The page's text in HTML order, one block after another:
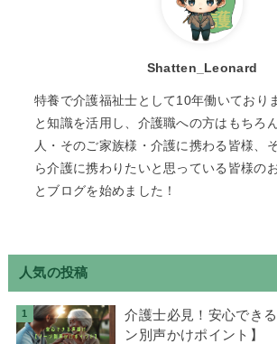
Shatten_Leonard
特養で介護福祉士として10年働いており
と知識を活用し、介護職への方はもちろ
人・そのご家族様・介護に携わる皆様、
ら介護に携わりたいと思っている皆様の
とブログを始めました！
人気の投稿
介護士必見！安心でき
ン別声かけポイント】